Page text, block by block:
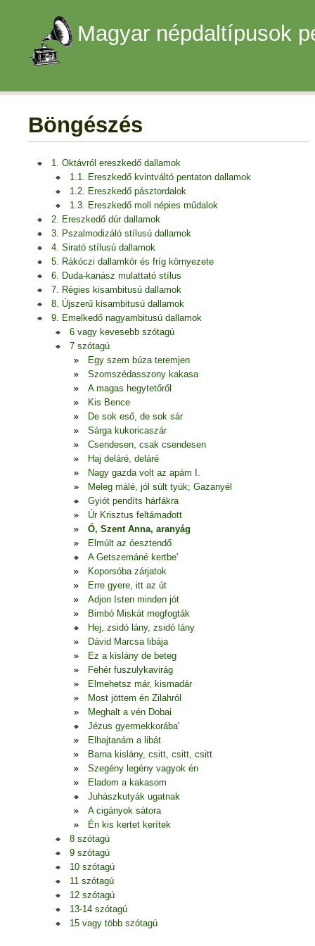
Magyar népdaltípusok
Böngészés
1. Oktávról ereszkedő dallamok
1.1. Ereszkedő kvintváltó pentaton dallamok
1.2. Ereszkedő pásztordalok
1.3. Ereszkedő moll népies műdalok
2. Ereszkedő dúr dallamok
3. Pszalmodizáló stílusú dallamok
4. Sirató stílusú dallamok
5. Rákóczi dallamkör és fríg környezete
6. Duda-kanász mulattató stílus
7. Régies kisambitusú dallamok
8. Újszerű kisambitusú dallamok
9. Emelkedő nagyambitusú dallamok
6 vagy kevesebb szótagú
7 szótagú
Egy szem búza teremjen
Szomszédasszony kakasa
A magas hegytetőről
Kis Bence
De sok eső, de sok sár
Sárga kukoricaszár
Csendesen, csak csendesen
Haj deláré, deláré
Nagy gazda volt az apám I.
Meleg málé, jól sült tyúk; Gazanyél
Gyiót pendíts hárfákra
Úr Krisztus feltámadott
Ó, Szent Anna, aranyág
Elmúlt az óesztendő
A Getszemáné kertbe'
Koporsóba zárjatok
Erre gyere, itt az út
Adjon Isten minden jót
Bimbó Miskát megfogták
Hej, zsidó lány, zsidó lány
Dávid Marcsa libája
Ez a kislány de beteg
Fehér fuszulykavirág
Elmehetsz már, kismadár
Most jöttem én Zilahról
Meghalt a vén Dobai
Jézus gyermekkorába'
Elhajtanám a libát
Barna kislány, csitt, csitt, csitt
Szegény legény vagyok én
Eladom a kakasom
Juhászkutyák ugatnak
A cigányok sátora
Én kis kertet kerítek
8 szótagú
9 szótagú
10 szótagú
11 szótagú
12 szótagú
13-14 szótagú
15 vagy több szótagú